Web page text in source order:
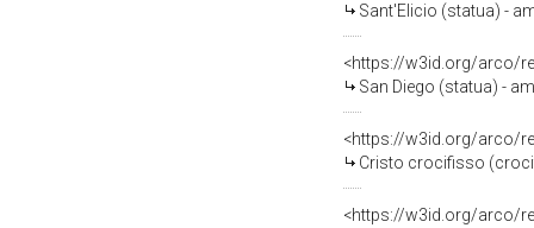
Sant'Elicio (statua) -
<https://w3id.org/arco/
San Diego (statua) -
<https://w3id.org/arco/
Cristo crocifisso
<https://w3id.org/arco/